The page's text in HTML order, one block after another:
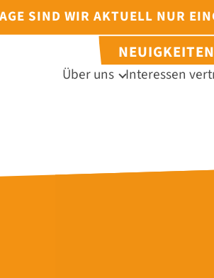
SIND WIR AKTUELL NUR
NEUIGKEITEN
Über uns Interessen